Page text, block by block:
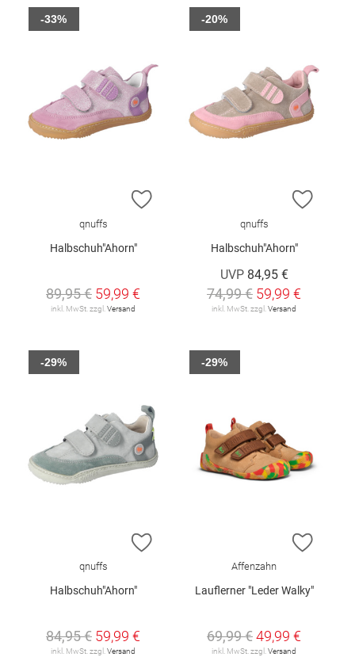
ZUR WUNSCHLISTE HINZUFÜGEN
qnuffs
Halbschuh"Ahorn"
89,95 € 59,99 €
inkl. MwSt. zzgl. Versand
-33%
ZUR
qnuffs
Halbschuh"Ahorn"
UVP 84,95 €
74,99 € 59,99 €
inkl. MwSt. zzgl. Versand
-20%
ZUR WUNSCHLISTE HINZUFÜGEN
qnuffs
Halbschuh"Ahorn"
84,95 € 59,99 €
inkl. MwSt. zzgl.Versand
-29%
ZUR
Affenzahn
Lauflerner "Leder Walky"
69,99 €49,99 €
inkl. MwSt. zzgl.Versand
-29%